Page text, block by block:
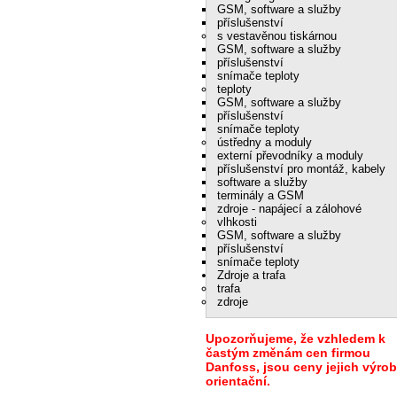
GSM, software a služby
příslušenství
s vestavěnou tiskárnou
GSM, software a služby
příslušenství
snímače teploty
teploty
GSM, software a služby
příslušenství
snímače teploty
ústředny a moduly
externí převodníky a moduly
příslušenství pro montáž, kabely
software a služby
terminály a GSM
zdroje - napájecí a zálohové
vlhkosti
GSM, software a služby
příslušenství
snímače teploty
Zdroje a trafa
trafa
zdroje
Upozorňujeme, že vzhledem k
častým změnám cen firmou
Danfoss, jsou ceny jejich
orientační.